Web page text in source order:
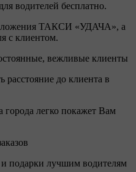
бесплатно.
ТАКСИ «УДАЧА», а
с клиентом.
вежливые клиенты
до клиента в
легко покажет Вам
лучшим водителям